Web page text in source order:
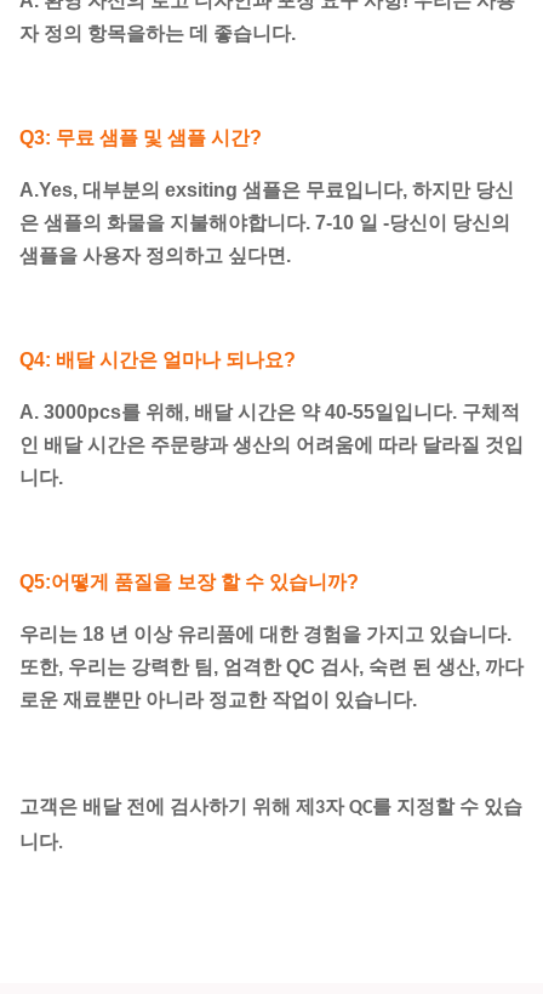
자 정의 항목을하는 데 좋습니다.
Q3: 무료 샘플 및 샘플 시간?
A.Yes, 대부분의 exsiting 샘플은 무료입니다, 하지만 당신
은 샘플의 화물을 지불해야합니다. 7-10 일 -당신이 당신의
샘플을 사용자 정의하고 싶다면.
Q4: 배달 시간은 얼마나 되나요?
A. 3000pcs를 위해, 배달 시간은 약 40-55일입니다. 구체적
인 배달 시간은 주문량과 생산의 어려움에 따라 달라질 것입
니다.
Q5:어떻게 품질을 보장 할 수 있습니까?
우리는 18 년 이상 유리품에 대한 경험을 가지고 있습니다.
또한, 우리는 강력한 팀, 엄격한 QC 검사, 숙련 된 생산, 까다
로운 재료뿐만 아니라 정교한 작업이 있습니다.
고객은 배달 전에 검사하기 위해 제3자 QC를 지정할 수 있습
니다.